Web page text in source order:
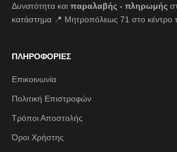
Δυνατότητα και παραλαβής - πληρωμής
κατάστημα 📍 Μητροπόλεως 71 στο κέντρο
ΠΛΗΡΟΦΟΡΙΕΣ
Επικοινωνία
Πολιτική Επιστροφών
Τρόποι Αποστολής
Όροι Χρήστης